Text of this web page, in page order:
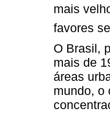
mais
favores
O Brasil,
mais de
áreas
mundo, o